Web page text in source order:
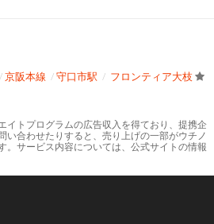
京阪本線 守口市駅 フロンティア大枝
イトプログラムの広告収入を得ており、提携企
い合わせたりすると、売り上げの一部がウチノ
。サービス内容については、公式サイトの情報